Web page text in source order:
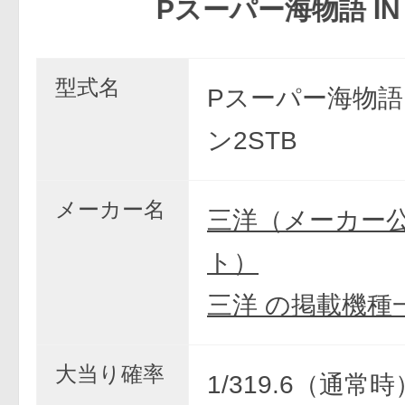
Pスーパー海物語 IN
型式名
Pスーパー海物
ン2STB
メーカー名
三洋（メーカー
ト）
三洋 の掲載機種
大当り確率 1/319.6（通常時